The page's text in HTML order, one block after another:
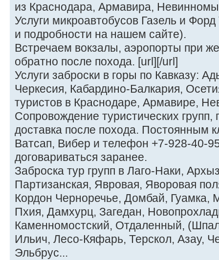
из Краснодара, Армавира,
Услуги микроавтобусов Газель и
и подробности на нашем сайте).
Встречаем вокзалы, аэропорты при
обратно после похода. [url][/url]
Услуги заброски в горы по Кавказу:
Черкесия, Кабардино-Балкария,
туристов в Краснодаре, Армавире,
Сопровождение туристических
доставка после похода. Постоянным
Ватсап, Вибер и телефон +7-928-40-
договариваться заранее.
Заброска тур групп в Лаго-Наки,
Партизанская, Явровая, Яворовая
Кордон Черноречье, Домбай,
Пхия, Дамхурц, Загедан,
Каменномостский, Отдаленный,
Ильич, Лесо-Кяфарь, Терскол, Азау,
Эльбрус...